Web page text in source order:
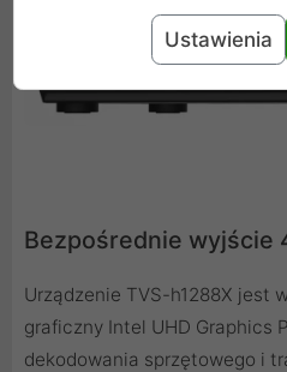
Bezpośrednie wyjście
Urządzenie TVS-h1288X jest
graficzny Intel UHD Graphics
dekodowania sprzętowego i
Ustawienia